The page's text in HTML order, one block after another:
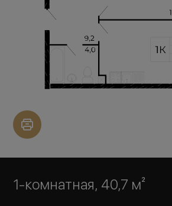
1-комнатная, 40,7 м²